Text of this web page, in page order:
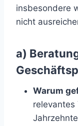
insbesondere
nicht
a)
Warum
relevantes